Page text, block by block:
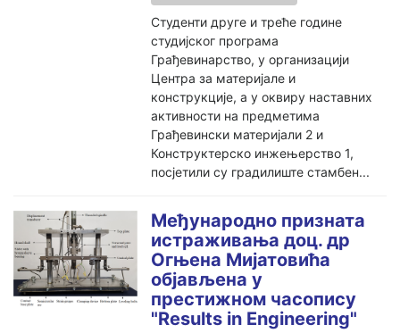
Студенти друге и треће године
студијског програма
Грађевинарство, у организацији
Центра за материјале и
конструкције, а у оквиру наставних
активности на предметима
Грађевински материјали 2 и
Конструктерско инжењерство 1,
посјетили су градилиште стамбен...
Међународно призната
истраживања доц. др
Огњена Мијатовића
објављена у
престижном часопису
"Results in Engineering"